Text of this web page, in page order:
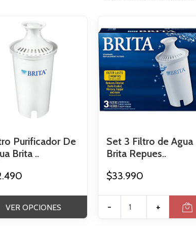
Purificador De
Brita ..
VER OPCIONES
Set 3 Filtro de Agua
Brita Repues..
$33.990
- +